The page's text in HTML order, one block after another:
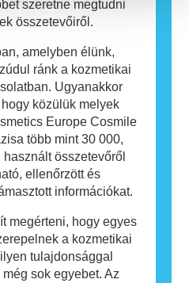
szeretne megtudni
összetevőiről.
amelyben élünk,
ránk a kozmetikai
Ugyanakkor
közülük melyek
Europe Cosmile
több mint 30 000,
összetevőről
ellenőrzött és
információkat.
megérteni, hogy egyes
a kozmetikai
tulajdonsággal
sok egyebet. Az